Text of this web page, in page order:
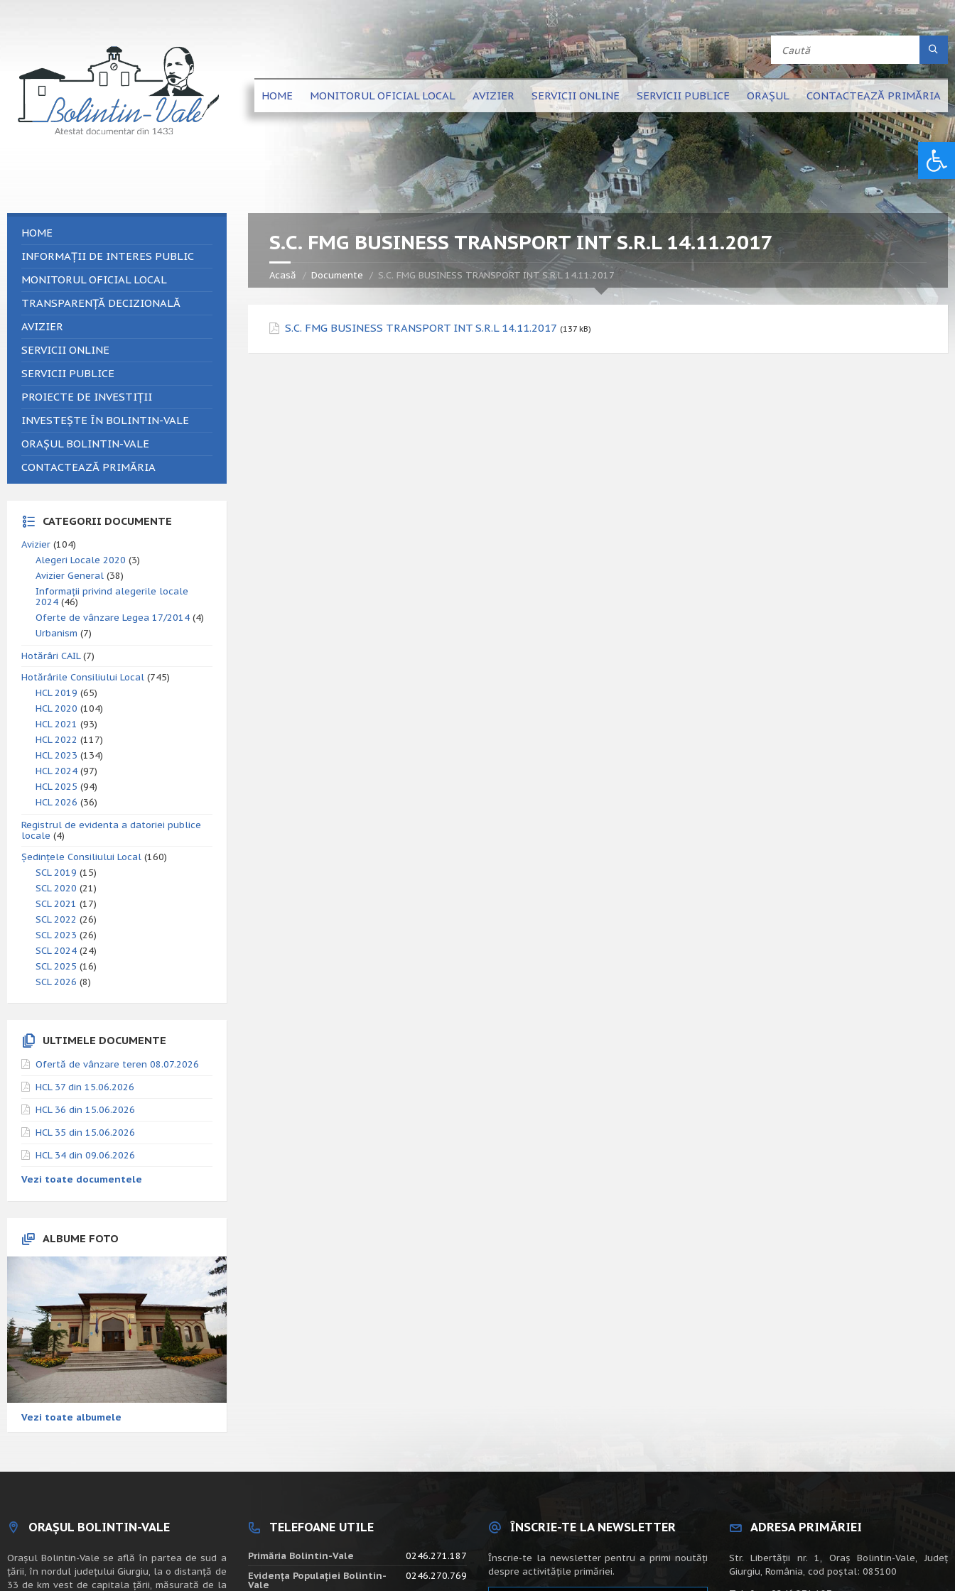
HOME MONITORUL OFICIAL LOCAL AVIZIER SERVICII ONLINE SERVICII PUBLICE ORAȘUL CONTACTEAZĂ PRIMĂRIA
S.C. FMG BUSINESS TRANSPORT INT S.R.L 14.11.2017
Acasă Documente S.C. FMG BUSINESS TRANSPORT INT S.R.L 14.11.2017
S.C. FMG BUSINESS TRANSPORT INT S.R.L 14.11.2017 (137 kB)
HOME
INFORMAȚII DE INTERES PUBLIC
MONITORUL OFICIAL LOCAL
TRANSPARENȚĂ DECIZIONALĂ
AVIZIER
SERVICII ONLINE
SERVICII PUBLICE
PROIECTE DE INVESTIȚII
INVESTEȘTE ÎN BOLINTIN-VALE
ORAȘUL BOLINTIN-VALE
CONTACTEAZĂ PRIMĂRIA
CATEGORII DOCUMENTE
Avizier (104)
Alegeri Locale 2020 (3)
Avizier General (38)
Informații privind alegerile locale
2024 (46)
Oferte de vânzare Legea 17/2014 (4)
Urbanism (7)
Hotărâri CAIL(7)
Hotărârile Consiliului Local (745)
HCL 2019 (65)
HCL 2020 (104)
HCL 2021 (93)
HCL 2022 (117)
HCL 2023 (134)
HCL 2024 (97)
HCL 2025 (94)
HCL 2026 (36)
Registrul de evidenta a datoriei publice
locale (4)
Ședințele Consiliului Local (160)
SCL 2019 (15)
SCL 2020 (21)
SCL 2021 (17)
SCL 2022 (26)
SCL 2023 (26)
SCL 2024 (24)
SCL 2025 (16)
SCL 2026 (8)
ULTIMELE DOCUMENTE
Ofertă de vânzare teren 08.07.2026
HCL 37 din 15.06.2026
HCL 36 din 15.06.2026
HCL 35 din 15.06.2026
HCL 34 din 09.06.2026
Vezi toate documentele
ALBUME FOTO
Vezi toate albumele
ORAȘUL BOLINTIN-VALE
Oraşul Bolintin-Vale se află în partea de sud a
ţării, în nordul judeţului Giurgiu, la o distanţă de
33 de km vest de capitala țării, măsurată de la
TELEFOANE UTILE
Primăria Bolintin-Vale
0246.271.187
Evidența Populației Bolintin-
Vale
0246.270.769
ÎNSCRIE-TE LA NEWSLETTER
Înscrie-te la newsletter pentru a primi noutăți
despre activitățile primăriei.
ADRESA PRIMĂRIEI
Str. Libertății nr. 1, Oraș Bolintin-Vale, Județ
Giurgiu, România, cod poștal: 085100
Deschide bara de unelte